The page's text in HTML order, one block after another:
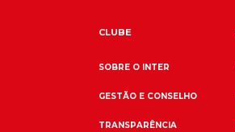
CLUBE
SOBRE O INTER
GESTÃO E CONSELHO
TRANSPARÊNCIA